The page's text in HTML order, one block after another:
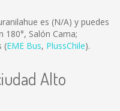
es (N/A) y puedes
180°, Salón Cama;
(EME Bus, PlussChile).
Alto